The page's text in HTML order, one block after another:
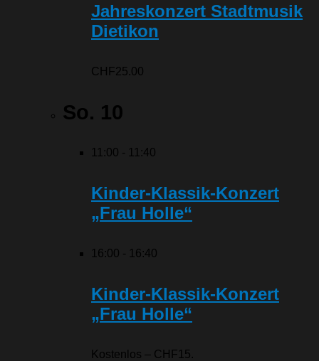
Jahreskonzert Stadtmusik
Dietikon
CHF25.00
So. 10
11:00 - 11:40
Kinder-Klassik-Konzert
„Frau Holle“
16:00 - 16:40
Kinder-Klassik-Konzert
„Frau Holle“
Kostenlos – CHF15.